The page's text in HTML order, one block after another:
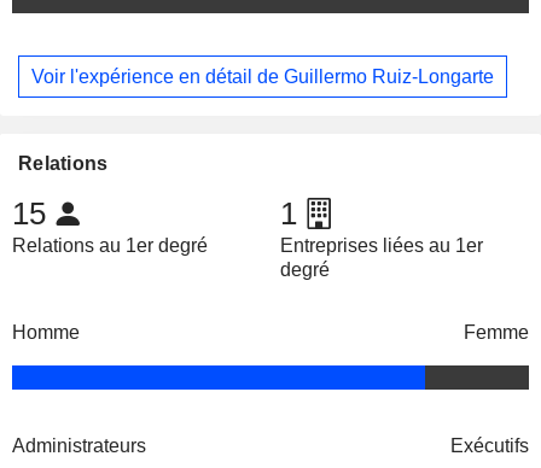
Voir l'expérience en détail de Guillermo Ruiz-Longarte
Relations
15
Relations au 1er degré
1
Entreprises liées au 1er
degré
Homme Femme
Administrateurs Exécutifs